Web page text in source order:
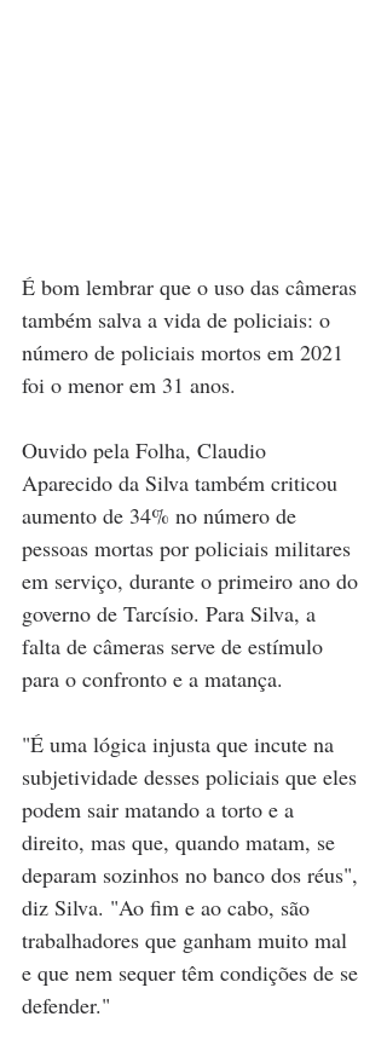
É bom lembrar que o uso das câmeras
também salva a vida de policiais: o
número de policiais mortos em 2021
foi o menor em 31 anos.
Ouvido pela Folha, Claudio
Aparecido da Silva também criticou
aumento de 34% no número de
pessoas mortas por policiais militares
em serviço, durante o primeiro ano do
governo de Tarcísio. Para Silva, a
falta de câmeras serve de estímulo
para o confronto e a matança.
"É uma lógica injusta que incute na
subjetividade desses policiais que eles
podem sair matando a torto e a
direito, mas que, quando matam, se
deparam sozinhos no banco dos réus",
diz Silva. "Ao fim e ao cabo, são
trabalhadores que ganham muito mal
e que nem sequer têm condições de se
defender."